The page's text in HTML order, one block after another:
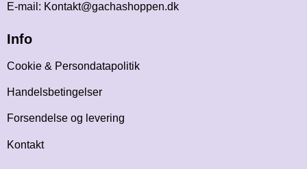
E-mail: Kontakt@gachashoppen.dk
Info
Cookie & Persondatapolitik
Handelsbetingelser
Forsendelse og levering
Kontakt